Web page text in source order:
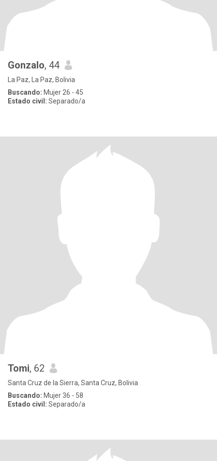
Gonzalo, 44
La Paz, La Paz, Bolivia
Buscando: Mujer 26 - 45
Estado civil: Separado/a
Tomi, 62
Santa Cruz de la Sierra, Santa Cruz, Bolivia
Buscando: Mujer 36 - 58
Estado civil: Separado/a